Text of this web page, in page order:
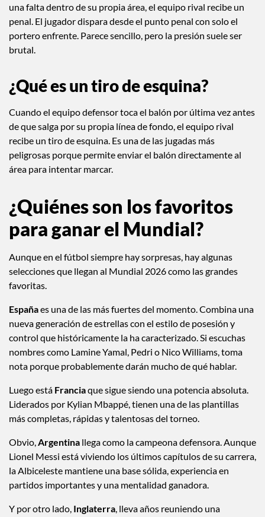
una falta dentro de su propia área, el equipo rival recibe un
penal. El jugador dispara desde el punto penal con solo el
portero enfrente. Parece sencillo, pero la presión suele ser
brutal.
¿Qué es un tiro de esquina?
Cuando el equipo defensor toca el balón por última vez antes
de que salga por su propia línea de fondo, el equipo rival
recibe un tiro de esquina. Es una de las jugadas más
peligrosas porque permite enviar el balón directamente al
área para intentar marcar.
¿Quiénes son los favoritos
para ganar el Mundial?
Aunque en el fútbol siempre hay sorpresas, hay algunas
selecciones que llegan al Mundial 2026 como las grandes
favoritas.
Españaes una de las más fuertes del momento. Combina una
nueva generación de estrellas con el estilo de posesión y
control que históricamente la ha caracterizado. Si escuchas
nombres como Lamine Yamal, Pedri o Nico Williams, toma
nota porque probablemente darán mucho de qué hablar.
Luego está Franciaque sigue siendo una potencia absoluta.
Liderados por Kylian Mbappé, tienen una de las plantillas
más completas, rápidas y talentosas del torneo.
Obvio,Argentina llega como la campeona defensora. Aunque
Lionel Messi está viviendo los últimos capítulos de su carrera,
la Albiceleste mantiene una base sólida, experiencia en
partidos importantes y una mentalidad ganadora.
Y por otro lado, Inglaterra, lleva años reuniendo una